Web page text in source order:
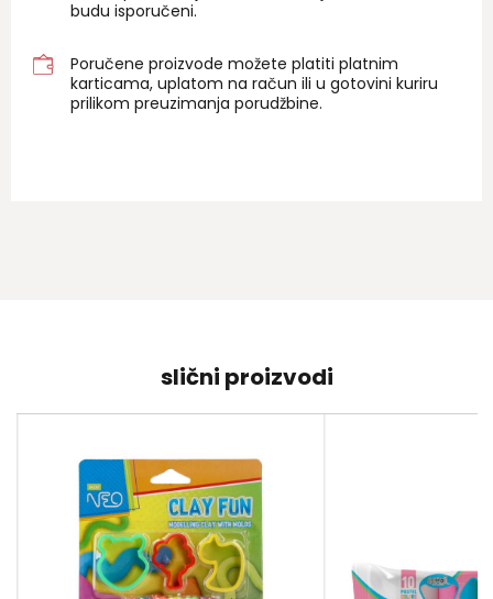
budu isporučeni.
Poručene proizvode možete platiti platnim
karticama, uplatom na račun ili u gotovini kuriru
prilikom preuzimanja porudžbine.
slični proizvodi